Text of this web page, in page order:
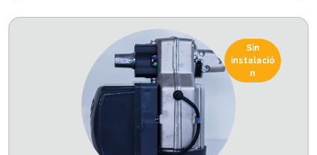
Sin
instalació
n